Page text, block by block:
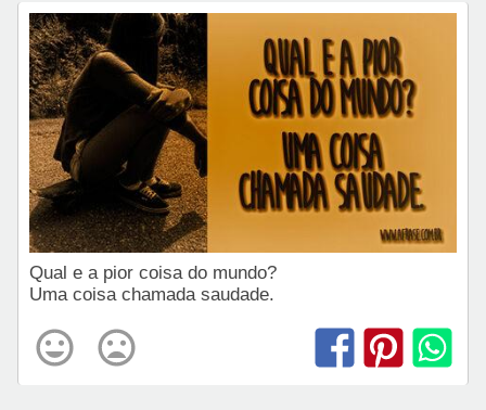
Qual e a pior coisa do mundo?
Uma coisa chamada saudade.